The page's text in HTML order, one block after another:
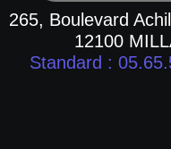
265, Boulevard
12100
Standard :